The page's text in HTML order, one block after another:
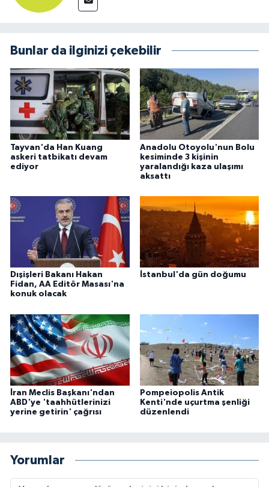
Bunlar da ilginizi çekebilir
Tayvan'da Han Kuang
askeri tatbikatı devam
ediyor
Anadolu Otoyolu'nun Bolu
kesiminde 3 kişinin
yaralandığı kaza ulaşımı
aksattı
Dışişleri Bakanı Hakan
Fidan, AA Editör Masası'na
konuk olacak
İstanbul'da gün doğumu
İran Meclis Başkanı'ndan
ABD'ye 'taahhütlerinizi
yerine getirin' çağrısı
Pompeiopolis Antik
Kenti'nde uçurtma şenliği
düzenlendi
Yorumlar